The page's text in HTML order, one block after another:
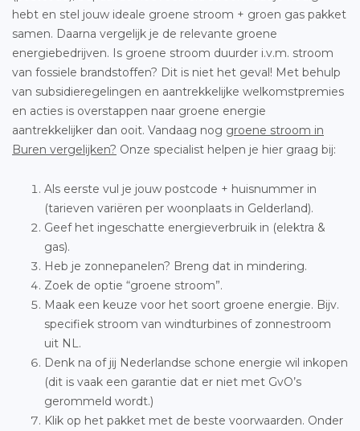
hebt en stel jouw ideale groene stroom + groen gas pakket
samen. Daarna vergelijk je de relevante groene
energiebedrijven. Is groene stroom duurder i.v.m. stroom
van fossiele brandstoffen? Dit is niet het geval! Met behulp
van subsidieregelingen en aantrekkelijke welkomstpremies
en acties is overstappen naar groene energie
aantrekkelijker dan ooit. Vandaag nog groene stroom in
Buren vergelijken? Onze specialist helpen je hier graag bij:
Als eerste vul je jouw postcode + huisnummer in
(tarieven variëren per woonplaats in Gelderland).
Geef het ingeschatte energieverbruik in (elektra &
gas).
Heb je zonnepanelen? Breng dat in mindering.
Zoek de optie “groene stroom”.
Maak een keuze voor het soort groene energie. Bijv.
specifiek stroom van windturbines of zonnestroom
uit NL.
Denk na of jij Nederlandse schone energie wil inkopen
(dit is vaak een garantie dat er niet met GvO’s
gerommeld wordt.)
Klik op het pakket met de beste voorwaarden. Onder